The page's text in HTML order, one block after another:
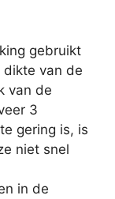
gebruikt
dikte van de
van de
3
gering is, is
niet snel
in de